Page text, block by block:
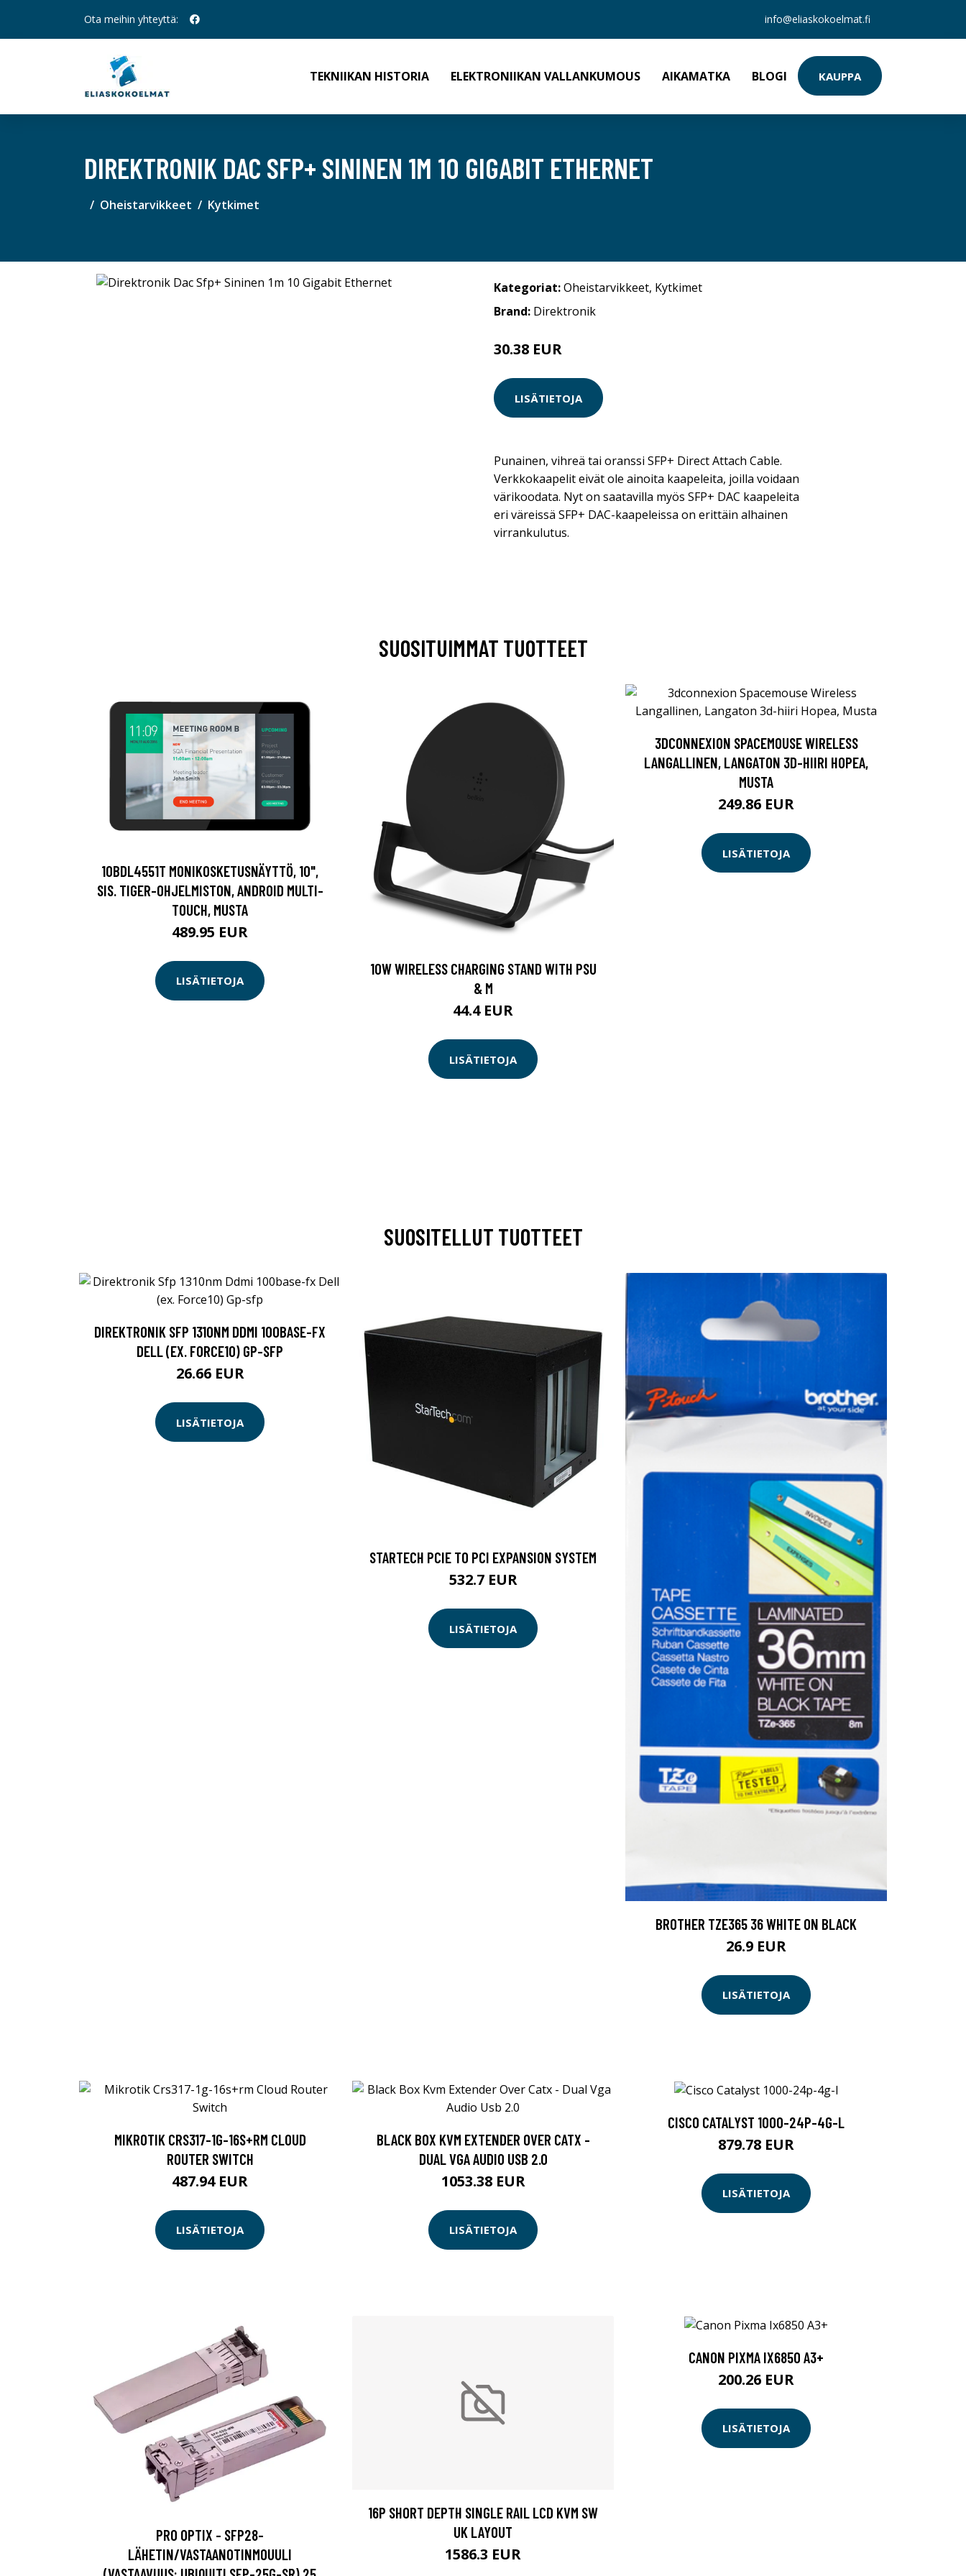
Ota meihin yhteyttä: info@eliaskokoelmat.fi
TEKNIIKAN HISTORIA ELEKTRONIIKAN VALLANKUMOUS AIKAMATKA BLOGI KAUPPA
DIREKTRONIK DAC SFP+ SININEN 1M 10 GIGABIT ETHERNET
Oheistarvikkeet Kytkimet
Kategoriat:Oheistarvikkeet, Kytkimet
Brand: Direktronik
30.38 EUR
LISÄTIETOJA
Punainen, vihreä tai oranssi SFP+ Direct Attach Cable.
Verkkokaapelit eivät ole ainoita kaapeleita, joilla voidaan
värikoodata. Nyt on saatavilla myös SFP+ DAC kaapeleita
eri väreissä SFP+ DAC-kaapeleissa on erittäin alhainen
virrankulutus.
SUOSITUIMMAT TUOTTEET
10BDL4551T MONIKOSKETUSNÄYTTÖ, 10",
SIS. TIGER-OHJELMISTON, ANDROID MULTI-
TOUCH, MUSTA
489.95 EUR
LISÄTIETOJA
10W WIRELESS CHARGING STAND WITH PSU
& M
44.4 EUR
LISÄTIETOJA
3DCONNEXION SPACEMOUSE WIRELESS
LANGALLINEN, LANGATON 3D-HIIRI HOPEA,
MUSTA
249.86 EUR
LISÄTIETOJA
SUOSITELLUT TUOTTEET
DIREKTRONIK SFP 1310NM DDMI 100BASE-FX
DELL (EX. FORCE10) GP-SFP
26.66 EUR
LISÄTIETOJA
STARTECH PCIE TO PCI EXPANSION SYSTEM
532.7 EUR
LISÄTIETOJA
BROTHER TZE365 36 WHITE ON BLACK
26.9 EUR
LISÄTIETOJA
MIKROTIK CRS317-1G-16S+RM CLOUD
ROUTER SWITCH
487.94 EUR
LISÄTIETOJA
BLACK BOX KVM EXTENDER OVER CATX -
DUAL VGA AUDIO USB 2.0
1053.38 EUR
LISÄTIETOJA
CISCO CATALYST 1000-24P-4G-L
879.78 EUR
LISÄTIETOJA
PRO OPTIX - SFP28-
LÄHETIN/VASTAANOTINMOUULI
16P SHORT DEPTH SINGLE RAIL LCD KVM SW
UK LAYOUT
1586.3 EUR
CANON PIXMA IX6850 A3+
200.26 EUR
LISÄTIETOJA